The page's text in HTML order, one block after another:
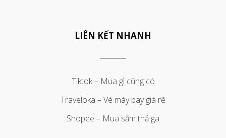
LIÊN KẾT NHANH
Tiktok – Mua gì cũng có
Traveloka – Vé máy bay giá rẽ
Shopee – Mua sắm thả ga